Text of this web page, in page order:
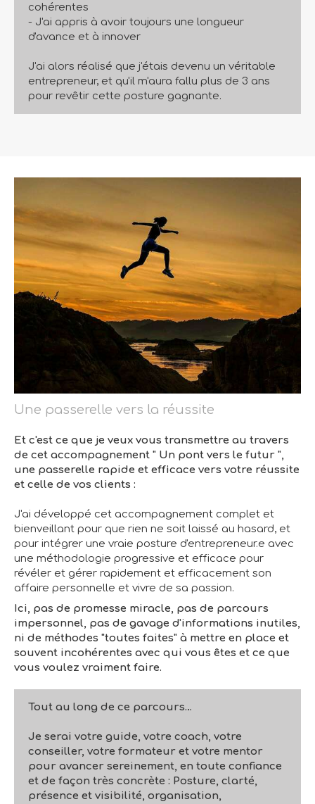
cohérentes
- J'ai appris à avoir toujours une longueur
d'avance et à innover
J'ai alors réalisé que j'étais devenu un véritable
entrepreneur, et qu'il m'aura fallu plus de 3 ans
pour revêtir cette posture gagnante.
Une passerelle vers la réussite
Et c'est ce que je veux vous transmettre au travers
de cet accompagnement " Un pont vers le futur ",
une passerelle rapide et efficace vers votre réussite
et celle de vos clients :
J'ai développé cet accompagnement complet et
bienveillant pour que rien ne soit laissé au hasard, et
pour intégrer une vraie posture d'entrepreneur.e avec
une méthodologie progressive et efficace pour
révéler et gérer rapidement et efficacement son
affaire personnelle et vivre de sa passion.
Ici, pas de promesse miracle, pas de parcours
impersonnel, pas de gavage d'informations inutiles,
ni de méthodes "toutes faites" à mettre en place et
souvent incohérentes avec qui vous êtes et ce que
vous voulez vraiment faire.
Tout au long de ce parcours…
Je serai votre guide, votre coach, votre
conseiller, votre formateur et votre mentor
pour avancer sereinement, en toute confiance
et de façon très concrète : Posture, clarté,
présence et visibilité, organisation,